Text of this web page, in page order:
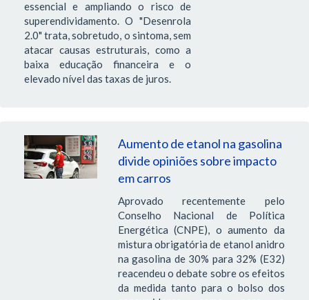
essencial e ampliando o risco de
superendividamento. O "Desenrola
2.0" trata, sobretudo, o sintoma, sem
atacar causas estruturais, como a
baixa educação financeira e o
elevado nível das taxas de juros.
Aumento de etanol na gasolina
divide opiniões sobre impacto
em carros
Aprovado recentemente pelo
Conselho Nacional de Política
Energética (CNPE), o aumento da
mistura obrigatória de etanol anidro
na gasolina de 30% para 32% (E32)
reacendeu o debate sobre os efeitos
da medida tanto para o bolso dos